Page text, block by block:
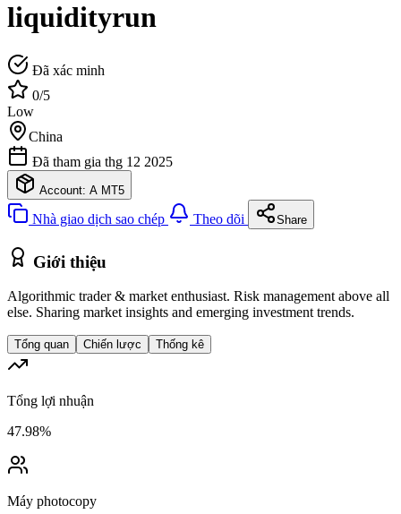
liquidityrun
Đã xác minh
0/5
Low
China
Đã tham gia thg 12 2025
Account: A MT5
Nhà giao dịch sao chép Theo dõi Share
Giới thiệu
Algorithmic trader & market enthusiast. Risk management above all
else. Sharing market insights and emerging investment trends.
Tổng quan Chiến lược Thống kê
Tổng lợi nhuận
47.98%
Máy photocopy